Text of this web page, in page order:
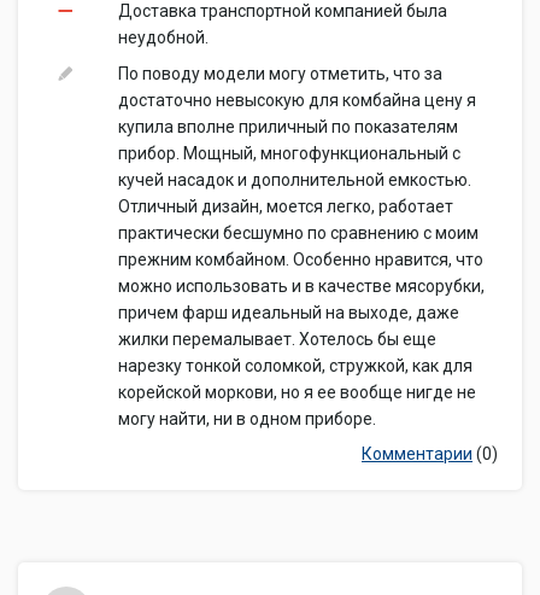
Доставка транспортной компанией была
неудобной.
По поводу модели могу отметить, что за
достаточно невысокую для комбайна цену я
купила вполне приличный по показателям
прибор. Мощный, многофункциональный с
кучей насадок и дополнительной емкостью.
Отличный дизайн, моется легко, работает
практически бесшумно по сравнению с моим
прежним комбайном. Особенно нравится, что
можно использовать и в качестве мясорубки,
причем фарш идеальный на выходе, даже
жилки перемалывает. Хотелось бы еще
нарезку тонкой соломкой, стружкой, как для
корейской моркови, но я ее вообще нигде не
могу найти, ни в одном приборе.
Комментарии (0)